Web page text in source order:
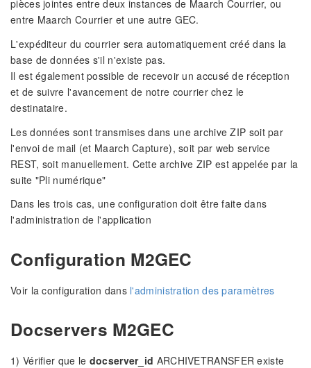
pièces jointes entre deux instances de Maarch Courrier, ou
entre Maarch Courrier et une autre GEC.
L'expéditeur du courrier sera automatiquement créé dans la
base de données s'il n'existe pas.
Il est également possible de recevoir un accusé de réception
et de suivre l'avancement de notre courrier chez le
destinataire.
Les données sont transmises dans une archive ZIP soit par
l'envoi de mail (et Maarch Capture), soit par web service
REST, soit manuellement. Cette archive ZIP est appelée par la
suite "Pli numérique"
Dans les trois cas, une configuration doit être faite dans
l'administration de l'application
Configuration M2GEC
Voir la configuration dans l'administration des paramètres
Docservers M2GEC
1) Vérifier que le docserver_id ARCHIVETRANSFER existe